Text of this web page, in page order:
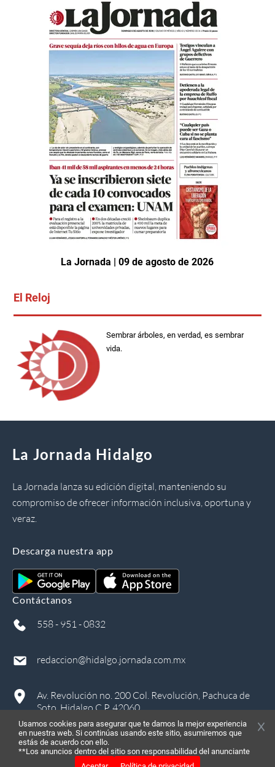
La Jornada | 09 de agosto de 2026
El Reloj
Sembrar árboles, en verdad, es sembrar
vida.
La Jornada Hidalgo
La Jornada lanza su edición digital, manteniendo su
compromiso de ofrecer información inclusiva, oportuna y
veraz.
Descarga nuestra app
Contáctanos
558 - 951 - 0832
redaccion@hidalgo.jornada.com.mx
Av. Revolución no. 200 Col. Revolución, Pachuca de
Soto, Hidalgo C.P. 42060
Usamos cookies para asegurar que te damos la mejor experiencia
en nuestra web. Si continúas usando este sitio, asumiremos que
estás de acuerdo con ello.
**Los anuncios dentro del sitio son responsabilidad del anunciante